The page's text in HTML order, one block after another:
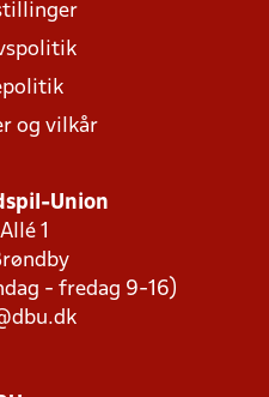
og vilkår
Union
1
- fredag 9-16)